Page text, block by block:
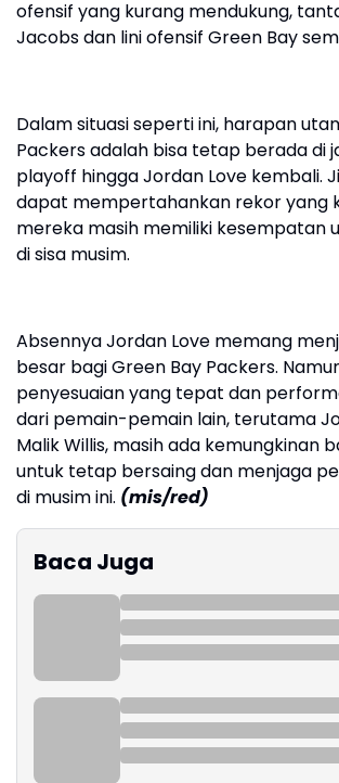
ofensif yang kurang mendukung,
Jacobs dan lini ofensif Green Bay
Dalam situasi seperti ini, harapan
Packers adalah bisa tetap berada di
playoff hingga Jordan Love kembali.
dapat mempertahankan rekor yang
mereka masih memiliki kesempatan
di sisa musim.
Absennya Jordan Love memang
besar bagi Green Bay Packers.
penyesuaian yang tepat dan
dari pemain-pemain lain, terutama
Malik Willis, masih ada kemungkinan
untuk tetap bersaing dan menjaga
di musim ini. (mis/red)
Baca Juga